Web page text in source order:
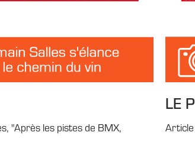
"Après les pistes de BMX,
LE
Article